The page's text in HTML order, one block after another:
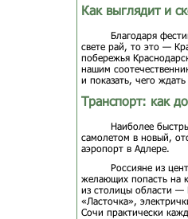
Как выглядит и
Благодаря
свете рай, то это —
побережья
нашим
и показать, чего
Транспорт: как
Наиболее
самолетом в новый,
аэропорт в Адлере.
Россияне из
желающих попасть на
из столицы области —
«Ласточка»,
Сочи практически